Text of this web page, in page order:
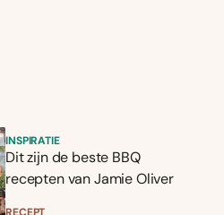
INSPIRATIE
Dit zijn de beste BBQ
recepten van Jamie Oliver